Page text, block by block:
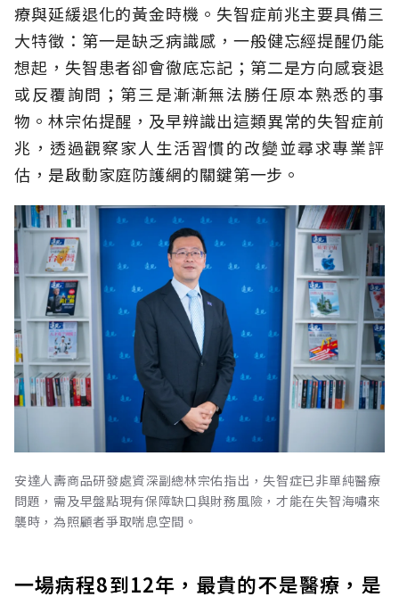
療與延緩退化的黃金時機。失智症前兆主要具備三
大特徵：第一是缺乏病識感，一般健忘經提醒仍能
想起，失智患者卻會徹底忘記；第二是方向感衰退
或反覆詢問；第三是漸漸無法勝任原本熟悉的事
物。林宗佑提醒，及早辨識出這類異常的失智症前
兆，透過觀察家人生活習慣的改變並尋求專業評
估，是啟動家庭防護網的關鍵第一步。
安達人壽商品研發處資深副總林宗佑指出，失智症已非單純醫療
問題，需及早盤點現有保障缺口與財務風險，才能在失智海嘯來
襲時，為照顧者爭取喘息空間。
一場病程8到12年，最貴的不是醫療，是